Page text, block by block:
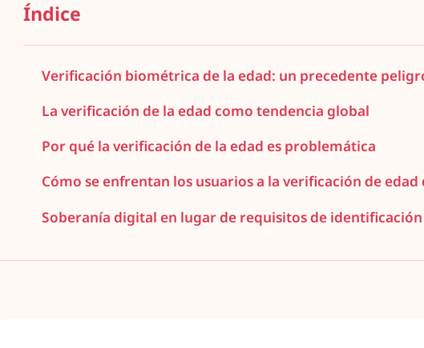
Índice
Verificación biométrica de la edad: un precedente
La verificación de la edad como tendencia global
Por qué la verificación de la edad es problemática
Cómo se enfrentan los usuarios a la verificación de edad
Soberanía digital en lugar de requisitos de